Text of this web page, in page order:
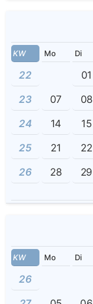
KW Mo Di
22 01
23 07 08
24 14 15
25 21 22
26 28 29
KW Mo Di
26